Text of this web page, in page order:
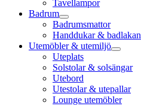
Tavellampor
Badrum
Badrumsmattor
Handdukar & badlakan
Utemöbler & utemiljö
Uteplats
Solstolar & solsängar
Utebord
Utestolar & utepallar
Lounge utemöbler